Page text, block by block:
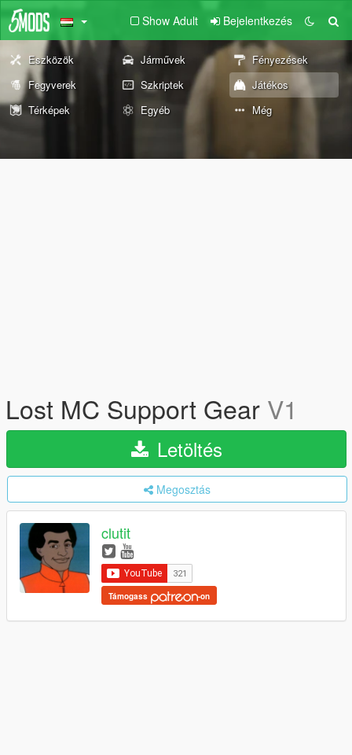
Show Adult Bejelentkezés
Eszközök Járművek
Fényezések
Fegyverek
Szkriptek
Játékos
Térképek
Egyéb Még
Lost MC Support Gear V1
Letöltés
Megosztás
clutit
Támogass -on